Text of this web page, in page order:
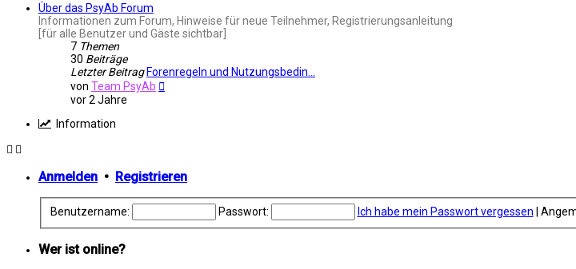
Über das PsyAb Forum
Informationen zum Forum, Hinweise für neue Teilnehmer, Registrierungsanleitung
[für alle Benutzer und Gäste sichtbar]
7 Themen
30 Beiträge
Letzter Beitrag Forenregeln und Nutzungsbedin…
von Team PsyAb
vor 2 Jahre
Information
Anmelden • Registrieren
Benutzername: Passwort: Ich habe mein Passwort vergessen
Wer ist online?